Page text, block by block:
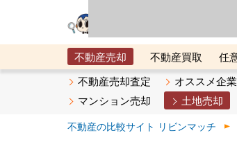
不動産売却 不動産買取 任
メタ住宅展示場
ベスト不動産カ
不動産売却査定 オススメ企
マンション売却
土地売却
不動産の比較サイト リビンマッチ